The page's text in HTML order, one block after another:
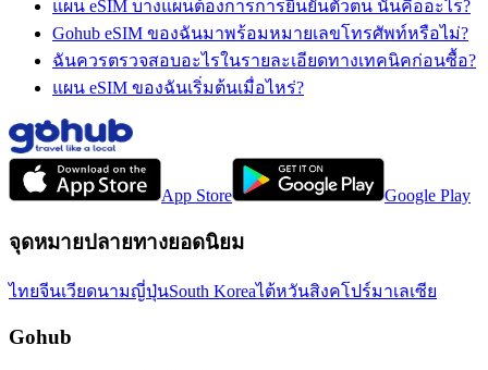
แผน eSIM บางแผนต้องการการยืนยันตัวตน นั่นคืออะไร?
Gohub eSIM ของฉันมาพร้อมหมายเลขโทรศัพท์หรือไม่?
ฉันควรตรวจสอบอะไรในรายละเอียดทางเทคนิคก่อนซื้อ?
แผน eSIM ของฉันเริ่มต้นเมื่อไหร่?
App Store Google Play
จุดหมายปลายทางยอดนิยม
ไทยจีนเวียดนามญี่ปุ่นSouth Koreaไต้หวันสิงคโปร์มาเลเซีย
Gohub